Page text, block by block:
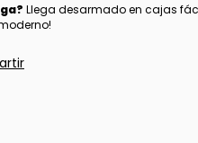
Llega desarmado en cajas